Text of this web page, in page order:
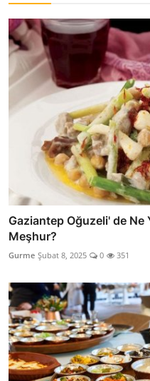
Gaziantep Oğuzeli' de Ne
Meşhur?
Gurme Şubat 8, 2025 0 351